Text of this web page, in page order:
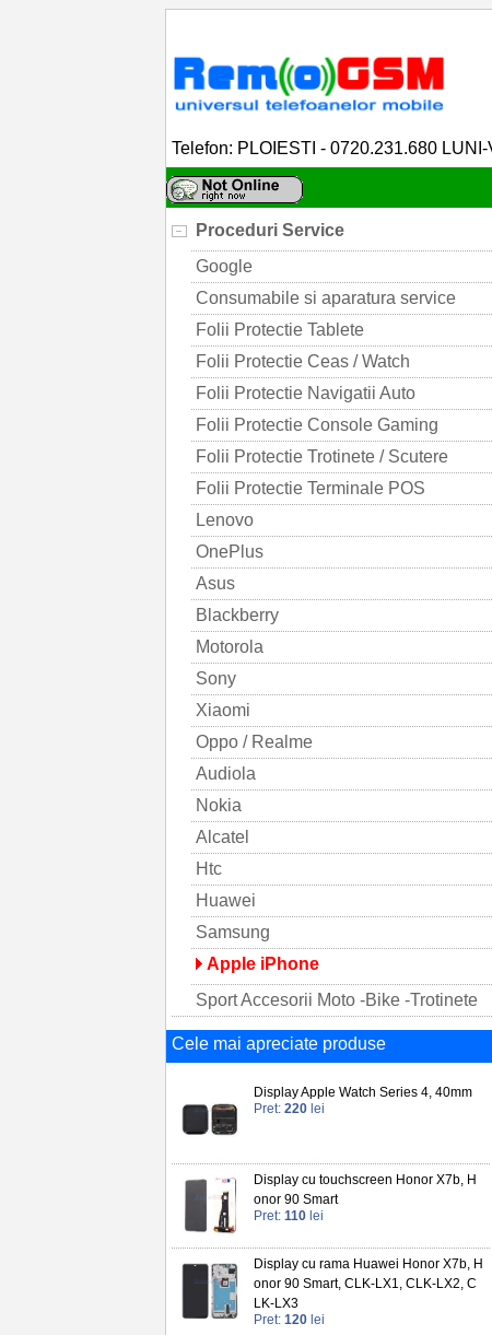
Telefon: PLOIESTI - 0720.231.680
Proceduri Service
Google
Consumabile si aparatura service
Folii Protectie Tablete
Folii Protectie Ceas / Watch
Folii Protectie Navigatii Auto
Folii Protectie Console Gaming
Folii Protectie Trotinete / Scutere
Folii Protectie Terminale POS
Lenovo
OnePlus
Asus
Blackberry
Motorola
Sony
Xiaomi
Oppo / Realme
Audiola
Nokia
Alcatel
Htc
Huawei
Samsung
Apple iPhone
Sport Accesorii Moto -Bike -Trotinete
Cele mai apreciate produse
Display Apple Watch Series 4, 40mm
Pret: 220 lei
Display cu touchscreen Honor X7b, H
onor 90 Smart
Pret: 110 lei
Display cu rama Huawei Honor X7b, H
onor 90 Smart, CLK-LX1, CLK-LX2, C
LK-LX3
Pret: 120 lei